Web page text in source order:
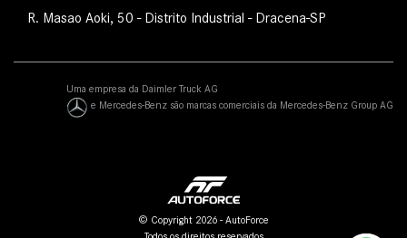
R. Masao Aoki, 50 - Distrito Industrial - Dracena-SP
Uma empresa da Daimler Truck AG
e Mercedes-Benz são marcas comerciais da Mercedes-Benz Group AG
© Copyright 2026 - AutoForce